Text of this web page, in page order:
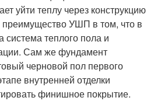
уйти теплу через конструкцию
УШП в том, что в
система теплого пола и
Сам же фундамент
черновой пол первого
внутренней отделки
финишное покрытие.